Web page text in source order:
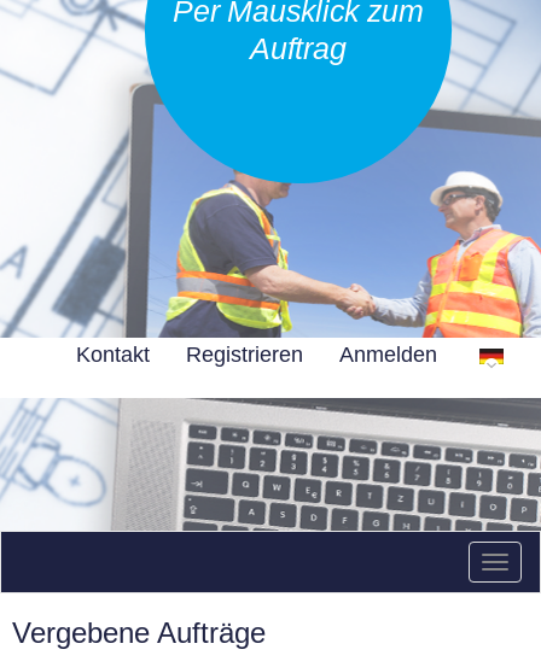
Per Mausklick zum
Auftrag
Kontakt Registrieren Anmelden
Vergebene Aufträge